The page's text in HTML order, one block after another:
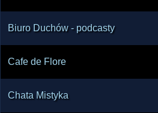
Biuro Duchów - podcasty
Cafe de Flore
Chata Mistyka